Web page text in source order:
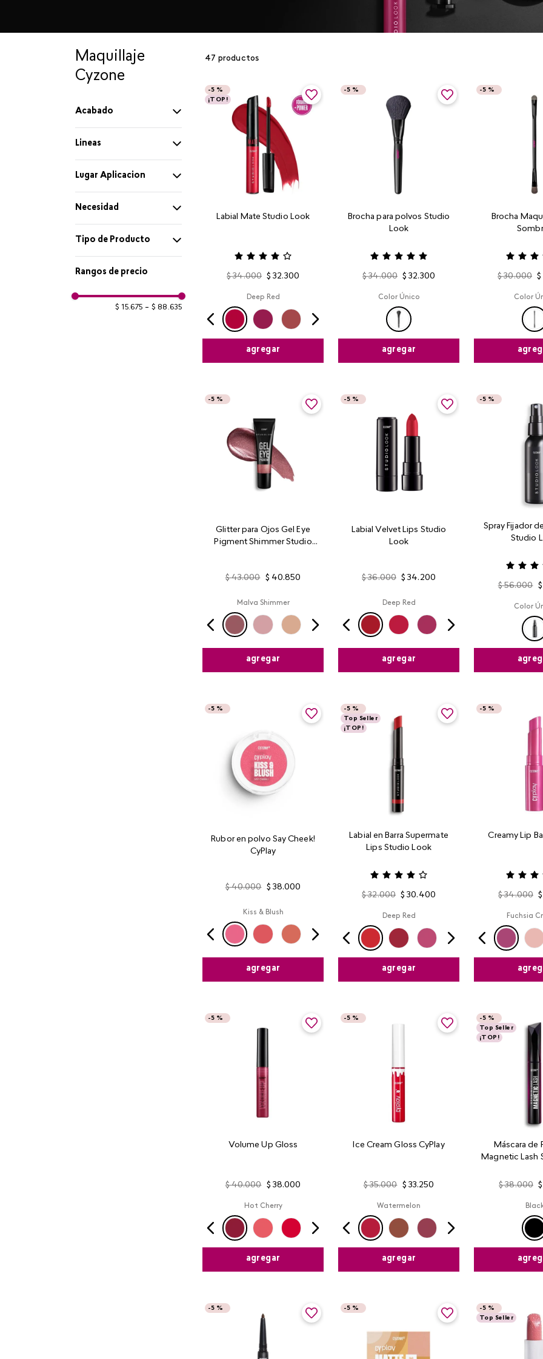
Maquillaje
Cyzone
Acabado
Mate
Glossy
Brillante
Lineas
Studio Look
Lugar Aplicacion
Rostro
Ojos
Labios
Necesidad
Volumen
Hidratación
Tipo de Producto
Base
Sombra de ojos
Rangos de precio
$ 15.675 – $ 88.635
47 productos
Labial Mate Studio Look
-5 %
¡TOP!
$ 34.000 $ 32.300
Deep Red
agregar
Brocha para polvos Studio
Look
-5 %
$ 34.000 $ 32.300
Color Único
agregar
Brocha
-5 %
$ 30.000 $
Color
Glitter para Ojos Gel Eye
Pigment Shimmer Studio
-5 %
$ 43.000 $ 40.850
Malva Shimmer
agregar
Labial Velvet Lips Studio
Look
-5 %
$ 36.000 $ 34. 200
Deep Red
agregar
Spray Fijador
Studio
-5 %
$ 56.000 $
Color
Rubor en polvo Say Cheek!
CyPlay
-5 %
$ 40.000 $ 38.000
Kiss & Blush
agregar
Labial en Barra Supermate
Lips Studio Look
-5 %
Top Seller
¡TOP!
$ 32.000 $ 30. 400
Deep Red
agregar
Creamy Lip
-5 %
$ 34.000 $
Fuchsia
Volume Up Gloss
-5 %
$ 40.000 $ 38.000
Hot Cherry
agregar
Ice Cream Gloss CyPlay
-5 %
$ 35.000 $ 33.250
Watermelon
agregar
Máscara de
Magnetic Lash
-5 %
Top Seller
¡TOP!
$ 38.000 $
-5 % -5 % -5 %
Top Seller